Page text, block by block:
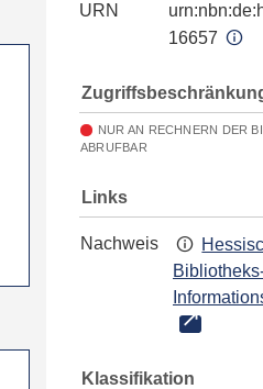
URN
16657
NUR AN RECHNERN DER
ABRUFBAR
Links
Nachweis
Klassifikation